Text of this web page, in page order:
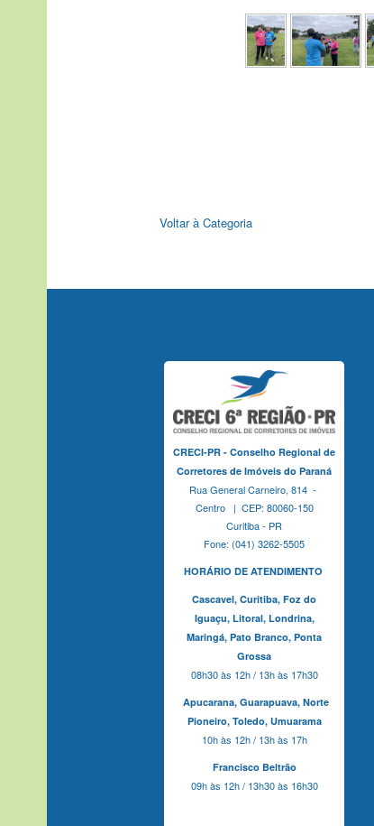
Voltar à Categoria
CRECI-PR - Conselho Regional de
Corretores de Imóveis do Paraná
Rua General Carneiro, 814 -
Centro | CEP: 80060-150
Curitiba - PR
Fone: (041) 3262-5505
HORÁRIO DE ATENDIMENTO
Cascavel, Curitiba, Foz do
Iguaçu, Litoral, Londrina,
Maringá, Pato Branco, Ponta
Grossa
08h30 às 12h / 13h às 17h30
Apucarana, Guarapuava, Norte
Pioneiro, Toledo, Umuarama
10h às 12h / 13h às 17h
Francisco Beltrão
09h às 12h / 13h30 às 16h30